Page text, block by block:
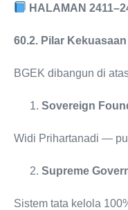
HALAMAN
60.2. Pilar
BGEK dibangun di
Sovereign
Widi Prihartanadi —
Supreme
Sistem tata kelola